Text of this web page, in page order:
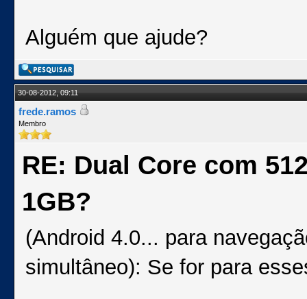
Alguém que ajude?
30-08-2012, 09:11
frede.ramos
Membro
RE: Dual Core com
1GB?
(Android 4.0... para
simultâneo): Se for para